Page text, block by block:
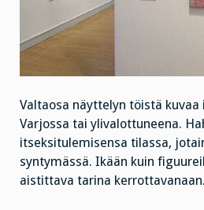
Valtaosa näyttelyn töistä kuvaa
Varjossa tai ylivalottuneena.
itseksitulemisensa tilassa,
syntymässä. Ikään kuin
aistittava tarina kerrottavanaan.